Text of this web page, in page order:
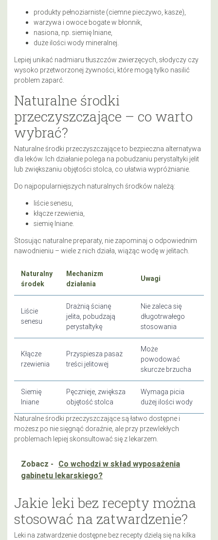
produkty pełnoziarniste (ciemne pieczywo, kasze),
warzywa i owoce bogate w błonnik,
nasiona, np. siemię lniane,
duże ilości wody mineralnej.
Lepiej unikać nadmiaru tłuszczów zwierzęcych, słodyczy czy
wysoko przetworzonej żywności, które mogą tylko nasilić
problem zaparć.
Naturalne środki
przeczyszczające – co warto
wybrać?
Naturalne środki przeczyszczające to bezpieczna alternatywa
dla leków. Ich działanie polega na pobudzaniu perystaltyki jelit
lub zwiększaniu objętości stolca, co ułatwia wypróżnianie.
Do najpopularniejszych naturalnych środków należą:
liście senesu,
kłącze rzewienia,
siemię lniane.
Stosując naturalne preparaty, nie zapominaj o odpowiednim
nawodnieniu – wiele z nich działa, wiążąc wodę w jelitach.
Naturalny
środek
Mechanizm
działania
Uwagi
Liście
senesu
Drażnią ścianę
jelita, pobudzają
perystaltykę
Nie zaleca się
długotrwałego
stosowania
Kłącze
rzewienia
Przyspiesza pasaż
treści jelitowej
Może
powodować
skurcze brzucha
Siemię
lniane
Pęcznieje, zwiększa
objętość stolca
Wymaga picia
dużej ilości wody
Naturalne środki przeczyszczające są łatwo dostępne i
możesz po nie sięgnąć doraźnie, ale przy przewlekłych
problemach lepiej skonsultować się z lekarzem.
Zobacz - Co wchodzi w skład wyposażenia
gabinetu lekarskiego?
Jakie leki bez recepty można
stosować na zatwardzenie?
Leki na zatwardzenie dostępne bez recepty dzielą się na kilka